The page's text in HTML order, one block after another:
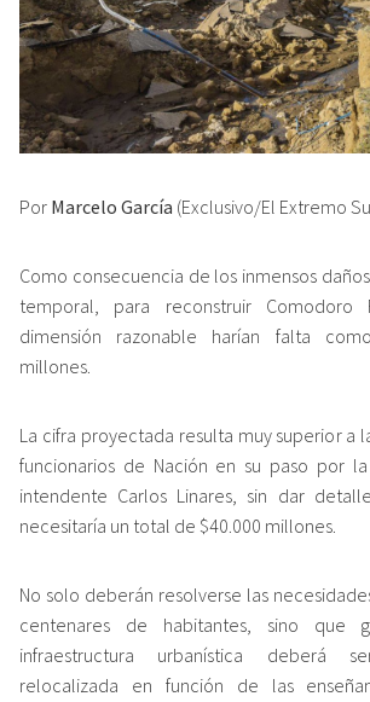
Por Marcelo García (Exclusivo/El Extremo
Como consecuencia de los inmensos
temporal, para reconstruir Comodoro
dimensión razonable harían falta
millones.
La cifra proyectada resulta muy superior a
funcionarios de Nación en su paso por
intendente Carlos Linares, sin dar
necesitaría un total de $40.000 millones.
No solo deberán resolverse las
centenares de habitantes, sino que
infraestructura urbanística deberá
relocalizada en función de las